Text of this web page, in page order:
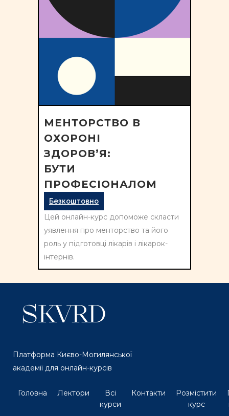
МЕНТОРСТВО В
ОХОРОНІ
ЗДОРОВ’Я:
БУТИ
ПРОФЕСІОНАЛОМ
Безкоштовно
Цей онлайн-курс допоможе скласти
уявлення про менторство та його
роль у підготовці лікарів і лікарок-
інтернів.
Платформа Києво-Могилянської
академії для онлайн-курсів
Головна Лектори
Всі
курси
Контакти
Розмістити
курс